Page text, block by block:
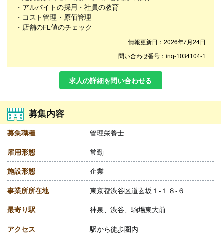
・アルバイトの採用・社員の教育
・コスト管理・原価管理
・店舗のFL値のチェック
情報更新日：2026年7月24日
問い合わせ番号：inq-1034104-1
求人の詳細を問い合わせる
募集内容
募集職種 管理栄養士
雇用形態 常勤
施設形態 企業
事業所所在地 東京都渋谷区道玄坂１-１８-６
最寄り駅 神泉、渋谷、駒場東大前
アクセス 駅から徒歩圏内